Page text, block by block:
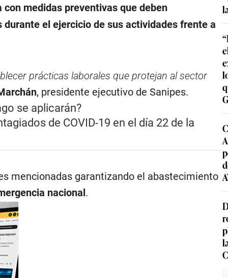
con medidas preventivas que deben
el ejercicio de sus actividades frente a
prácticas laborales que protejan al sector
, presidente ejecutivo de Sanipes.
se aplicarán?
de COVID-19 en el día 22 de la
mencionadas garantizando el abastecimiento
nacional.